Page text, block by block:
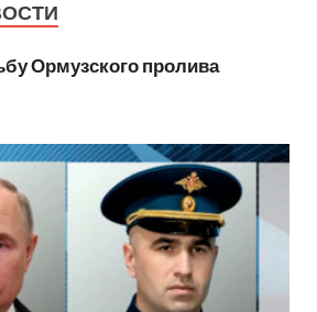
Ормузского пролива